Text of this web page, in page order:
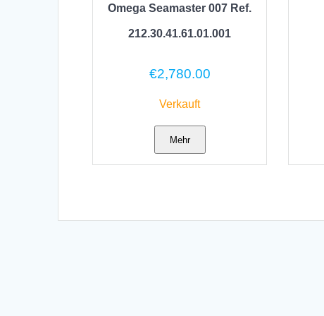
Omega Seamaster 007 Ref.
212.30.41.61.01.001
€2,780.00
Verkauft
Mehr